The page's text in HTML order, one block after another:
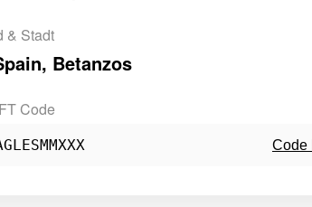
& Stadt
, Betanzos
Code
Code